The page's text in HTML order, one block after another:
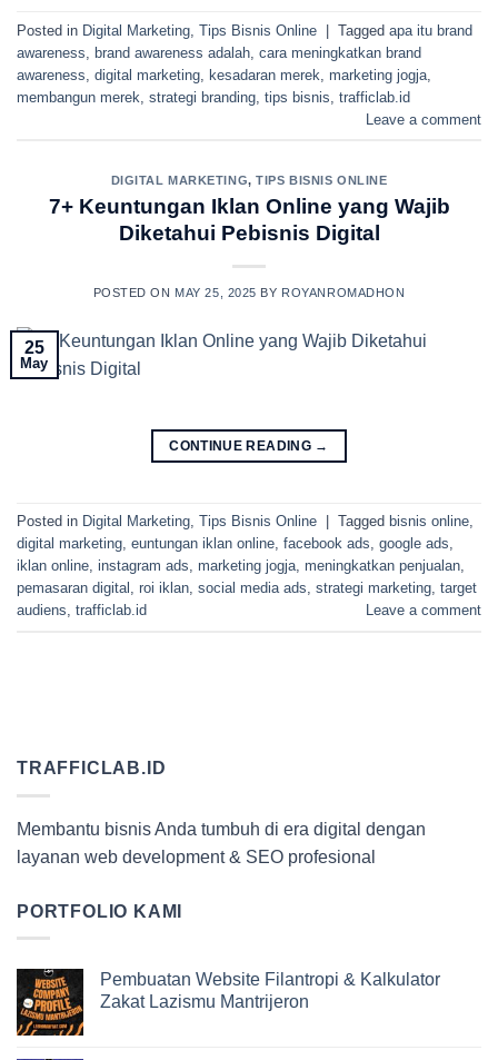
Posted in Digital Marketing Tips Bisnis Online | Tagged apa itu brand
awareness brand awareness adalah cara meningkatkan brand
awareness digital marketing kesadaran merek marketing jogja
membangun merek strategi branding tips bisnis trafficlab.id
Leave a comment
DIGITAL MARKETING,TIPS BISNIS ONLINE
7+ Keuntungan Iklan Online yang Wajib
Diketahui Pebisnis Digital
POSTED ON MAY 25, 2025 BY ROYANROMADHON
25
May
CONTINUE READING →
Posted in Digital Marketing, Tips Bisnis Online Tagged bisnis online,
digital marketing, euntungan iklan online, facebook ads, google ads,
iklan online, instagram ads, marketing jogja, meningkatkan penjualan,
pemasaran digital , roi iklan, social media ads, strategi marketing, target
audiens, trafficlab.id Leave a comment
TRAFFICLAB.ID
Membantu bisnis Anda tumbuh di era digital dengan
layanan web development & SEO profesional
PORTFOLIO KAMI
Pembuatan Website Filantropi & Kalkulator
Zakat Lazismu Mantrijeron